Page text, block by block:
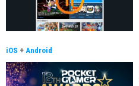
iOS + Android